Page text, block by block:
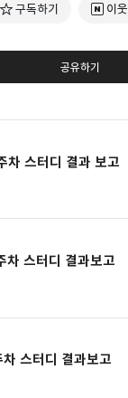
구독하기 이웃
공유하기
차 스터디 결과 보고
차 스터디 결과보고
스터디 결과보고